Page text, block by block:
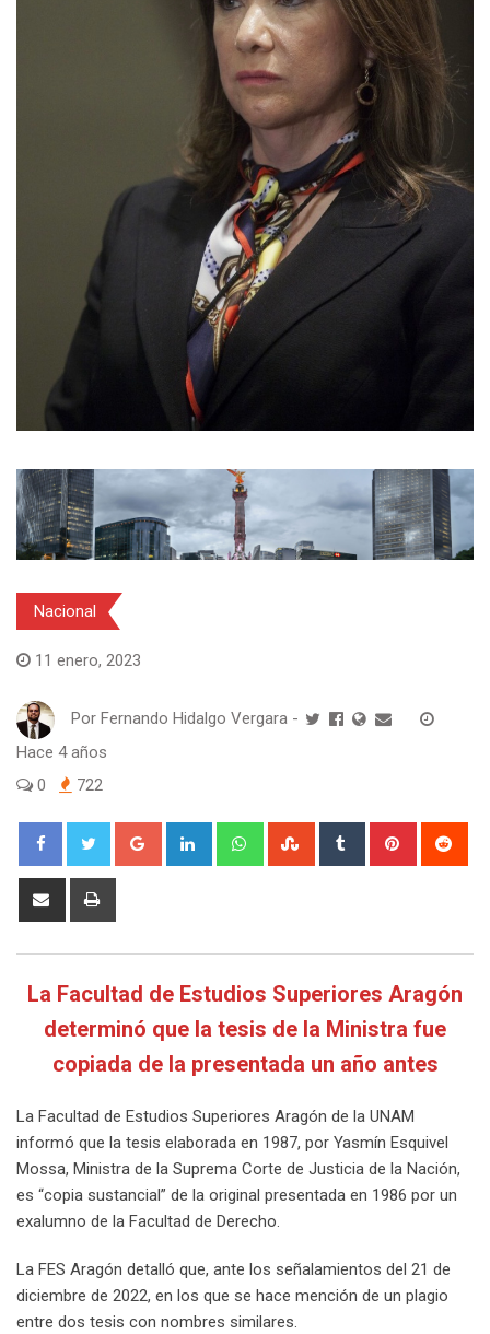
Nacional
11 enero, 2023
Por Fernando Hidalgo Vergara -
Hace 4 años
0
722
Google+ LinkedIn WhatsappStumbleUpon
Tumblr Pinterest
Share
La Facultad de Estudios Superiores Aragón
determinó que la tesis de la Ministra fue
copiada de la presentada un año antes
La Facultad de Estudios Superiores Aragón de la UNAM
informó que la tesis elaborada en 1987, por Yasmín Esquivel
Mossa, Ministra de la Suprema Corte de Justicia de la Nación,
es “copia sustancial” de la original presentada en 1986 por un
exalumno de la Facultad de Derecho.
La FES Aragón detalló que, ante los señalamientos del 21 de
diciembre de 2022, en los que se hace mención de un plagio
entre dos tesis con nombres similares.